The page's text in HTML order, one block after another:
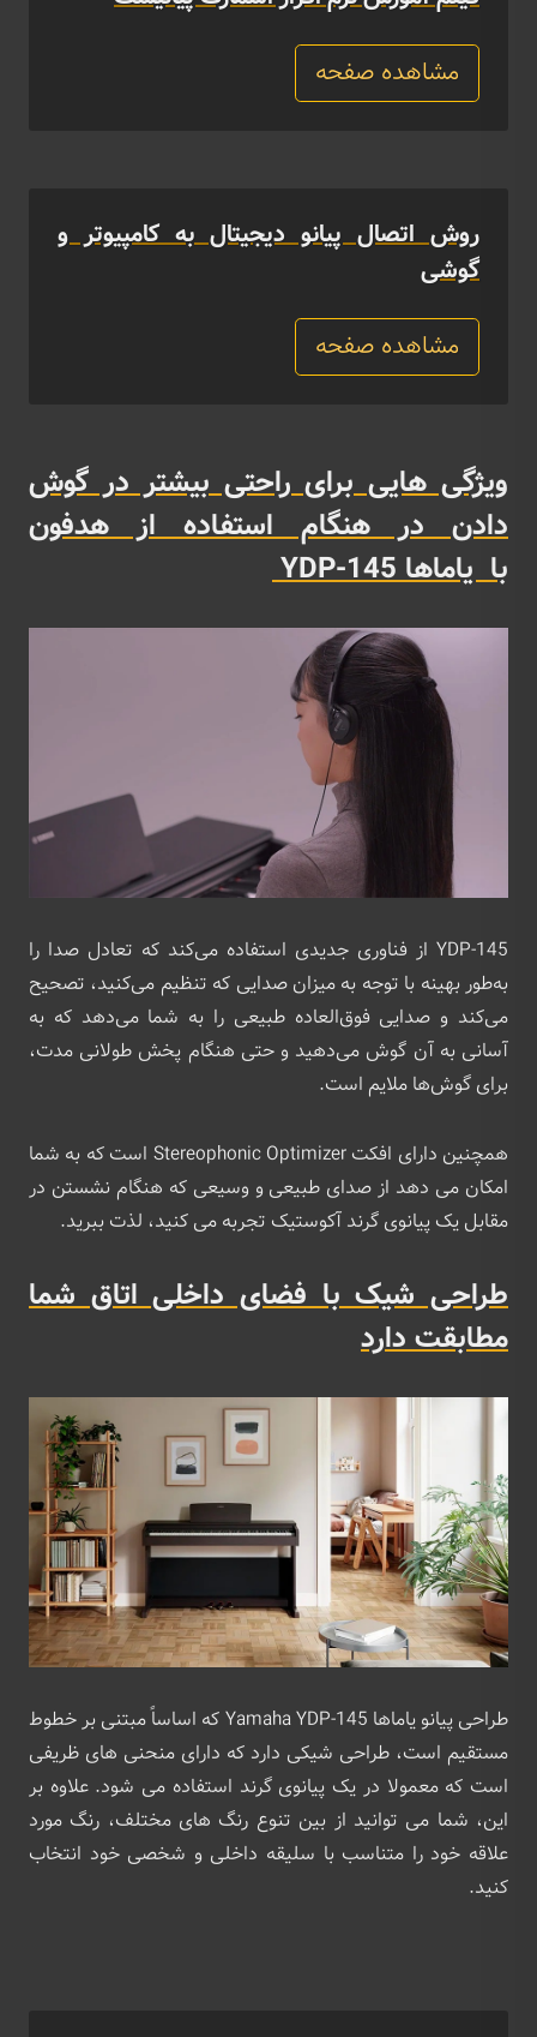
مشاهده صفحه
روش اتصال پیانو دیجیتال به کامپیوتر و
گوشی
مشاهده صفحه
ویژگی هایی برای راحتی بیشتر در گوش
دادن در هنگام استفاده از هدفون
با یاماها YDP-145
YDP-145 از فناوری جدیدی استفاده می‌کند که تعادل صدا را
به‌طور بهینه با توجه به میزان صدایی که تنظیم می‌کنید، تصحیح
می‌کند و صدایی فوق‌العاده طبیعی را به شما می‌دهد که به
آسانی به آن گوش می‌دهید و حتی هنگام پخش طولانی مدت،
برای گوش‌ها ملایم است.
همچنین دارای افکت Stereophonic Optimizer است که به شما
امکان می دهد از صدای طبیعی و وسیعی که هنگام نشستن در
مقابل یک پیانوی گرند آکوستیک تجربه می کنید، لذت ببرید.
طراحی شیک با فضای داخلی اتاق شما
مطابقت دارد
طراحی پیانو یاماها Yamaha YDP-145 که اساساً مبتنی بر خطوط
مستقیم است، طراحی شیکی دارد که دارای منحنی های ظریفی
است که معمولا در یک پیانوی گرند استفاده می شود. علاوه بر
این، شما می توانید از بین تنوع رنگ های مختلف، رنگ مورد
علاقه خود را متناسب با سلیقه داخلی و شخصی خود انتخاب
کنید.